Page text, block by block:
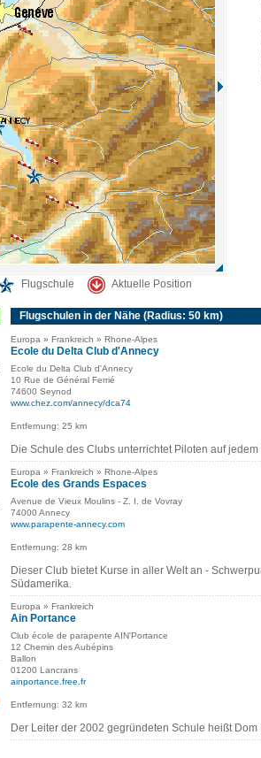
Flugschule Aktuelle Position
Flugschulen in der Nähe (Radius: 50 km)
Europa » Frankreich » Rhone-Alpes
Ecole du Delta Club d'Annecy
Ecole du Delta Club d'Annecy
10 Rue de Général Ferrié
74600 Seynod
www.chez.com/annecy/dca74
Entfernung: 25 km
Die Schule des Clubs unterrichtet Piloten auf
Europa » Frankreich » Rhone-Alpes
Ecole des Grands Espaces
Avenue de Vieux Moulins - Z. I. de Vovray
74000 Annecy
www.parapente-annecy.com
Entfernung: 28 km
Dieser Club bietet Kurse in aller Welt an -
Südamerika.
Europa » Frankreich
Ain Portance
Club école de parapente AIN'Portance
12 Chemin des Aubépins
Ballon
01200 Lancrans
ainportance.free.fr
Entfernung: 32 km
Der Leiter der 2002 gegründeten Schule heißt Dom